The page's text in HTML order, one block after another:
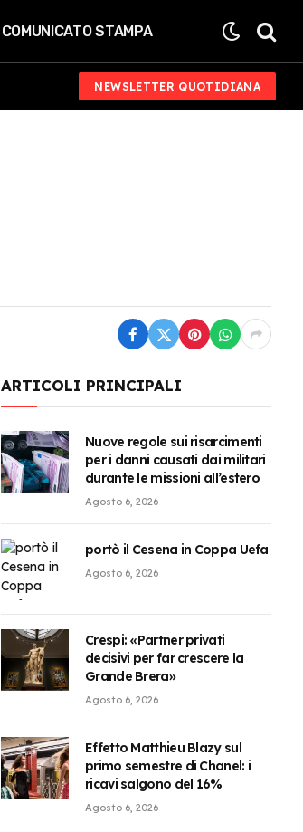
COMUNICATO STAMPA
NEWSLETTER QUOTIDIANA
ARTICOLI PRINCIPALI
Nuove regole sui risarcimenti
per i danni causati dai militari
durante le missioni all’estero
Agosto 6, 2026
portò il Cesena in Coppa Uefa
Agosto 6, 2026
Crespi: «Partner privati
decisivi per far crescere la
Grande Brera»
Agosto 6, 2026
Effetto Matthieu Blazy sul
primo semestre di Chanel: i
ricavi salgono del 16%
Agosto 6, 2026